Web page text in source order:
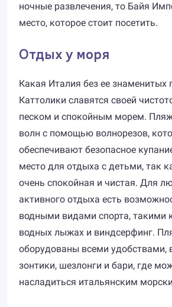
ночные развлечения, то Байя
место, которое стоит посетить.
Отдых у моря
Какая Италия без ее
Каттолики славятся своей
песком и спокойным морем.
волн с помощью волнорезов,
обеспечивают безопасное
место для отдыха с детьми, так
очень спокойная и чистая. Для
активного отдыха есть
водными видами спорта, такими
водных лыжах и виндсерфинг.
оборудованы всеми удобствами,
зонтики, шезлонги и бари, где
насладиться итальянским